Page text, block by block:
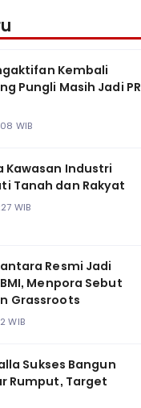
Kembali
Pungli Masih Jadi PR
WIB
Industri
Tanah dan Rakyat
WIB
Resmi Jadi
Menpora Sebut
Grassroots
WIB
Sukses Bangun
Rumput, Target